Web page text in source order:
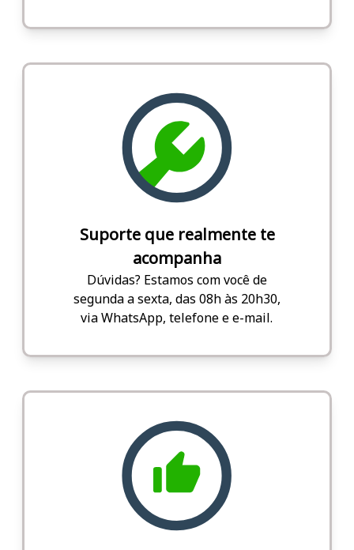
Suporte que realmente te
acompanha
Dúvidas? Estamos com você de
segunda a sexta, das 08h às 20h30,
via WhatsApp, telefone e e-mail.